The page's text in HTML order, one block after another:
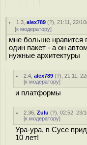
1.3 ,alex789 (?), 21:11, 22/
[к модератору]
мне больше нравится
один пакет - а он
нужные архитектуры
2.4 ,alex789 (?), 21:11,
[к модератору]
и платформы
2.36 ,Zulu (?), 02:52, 23/
[к модератору]
Ура-ура, в Сусе
10 лет!